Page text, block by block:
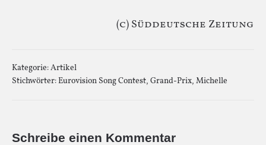
(c) Süddeutsche Zeitung
Kategorie:Artikel
Stichwörter:Eurovision Song Contest, Grand-Prix, Michelle
Schreibe einen Kommentar